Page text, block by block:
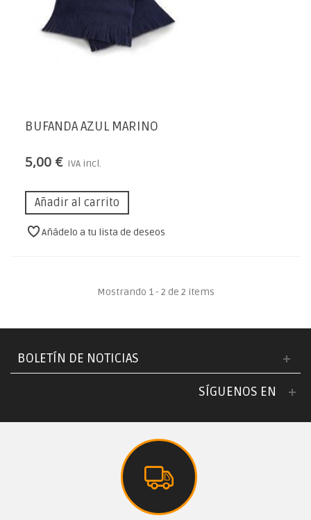
BUFANDA AZUL MARINO
5,00 € IVA incl.
Añadir al carrito
Añádelo a tu lista de deseos
Mostrando 1 - 2 de 2 items
BOLETÍN DE NOTICIAS
SÍGUENOS EN